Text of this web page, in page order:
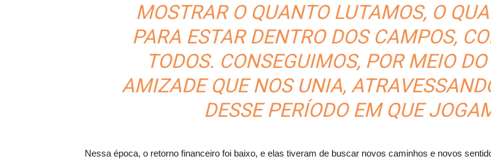
MOSTRAR O QUANTO LUTAMOS, O
PARA ESTAR DENTRO DOS CAMPOS,
TODOS. CONSEGUIMOS, POR MEIO
AMIZADE QUE NOS UNIA,
DESSE PERÍODO EM QUE
Nessa época, o retorno financeiro foi baixo, e elas tiveram de buscar novos caminhos e novos